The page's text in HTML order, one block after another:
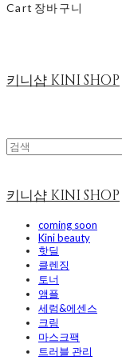
Cart 장바구니
키니샵 KINI SHOP
키니샵 KINI SHOP
coming soon
Kini beauty
핫딜
클렌징
토너
앰플
세럼&에센스
크림
마스크팩
트러블 관리